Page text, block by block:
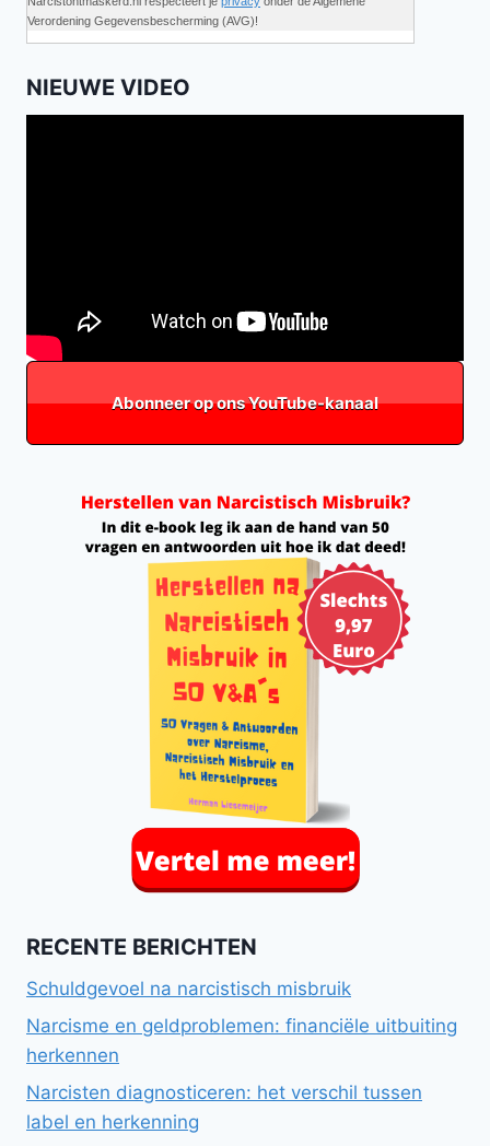
Verordening Gegevensbescherming (AVG)!
NIEUWE VIDEO
Abonneer op ons YouTube-kanaal
RECENTE BERICHTEN
Schuldgevoel na narcistisch misbruik
Narcisme en geldproblemen: financiële uitbuiting
herkennen
Narcisten diagnosticeren: het verschil tussen
label en herkenning